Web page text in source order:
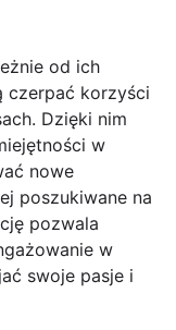
od ich
czerpać korzyści
Dzięki nim
w
nowe
poszukiwane na
pozwala
w
swoje pasje i